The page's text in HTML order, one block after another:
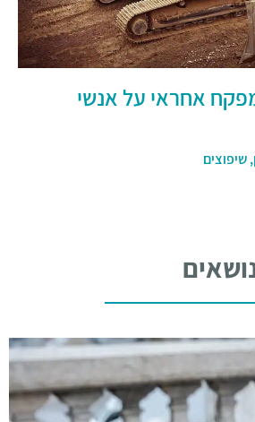
אחראי על אנשי
,שיפוצים